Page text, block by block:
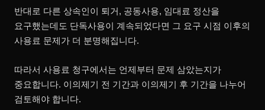
반대로 다른 상속인이 퇴거, 공동사용, 임대료 정산을
요구했는데도 단독사용이 계속되었다면 그 요구 시점 이후의
사용료 문제가 더 분명해집니다.
따라서 사용료 청구에서는 언제부터 문제 삼았는지가
중요합니다. 이의제기 전 기간과 이의제기 후 기간을 나누어
검토해야 합니다.